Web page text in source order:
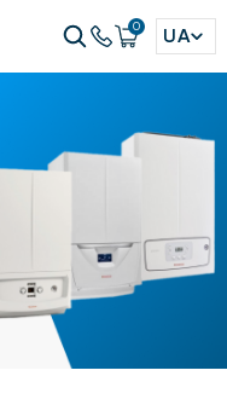
0 UA